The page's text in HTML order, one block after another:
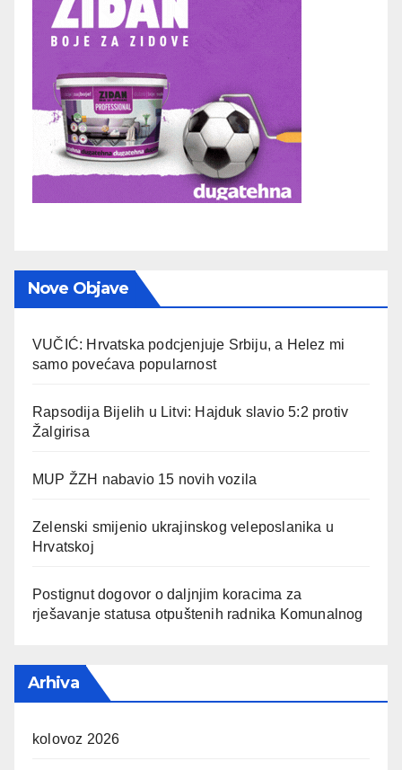
Nove Objave
VUČIĆ: Hrvatska podcjenjuje Srbiju, a Helez mi
samo povećava popularnost
Rapsodija Bijelih u Litvi: Hajduk slavio 5:2 protiv
Žalgirisa
MUP ŽZH nabavio 15 novih vozila
Zelenski smijenio ukrajinskog veleposlanika u
Hrvatskoj
Postignut dogovor o daljnjim koracima za
rješavanje statusa otpuštenih radnika Komunalnog
Arhiva
kolovoz 2026